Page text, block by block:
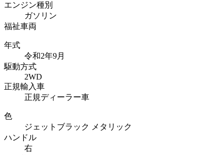
エンジン種別
ガソリン
福祉車両
年式
令和2年9月
駆動方式
2WD
正規輸入車
正規ディーラー車
色
ジェットブラック メタリック
ハンドル
右